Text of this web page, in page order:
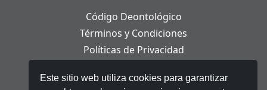
Este sitio web utiliza cookies para garantizar
Código Deontológico
Términos y Condiciones
Políticas de Privacidad
Aviso Legal